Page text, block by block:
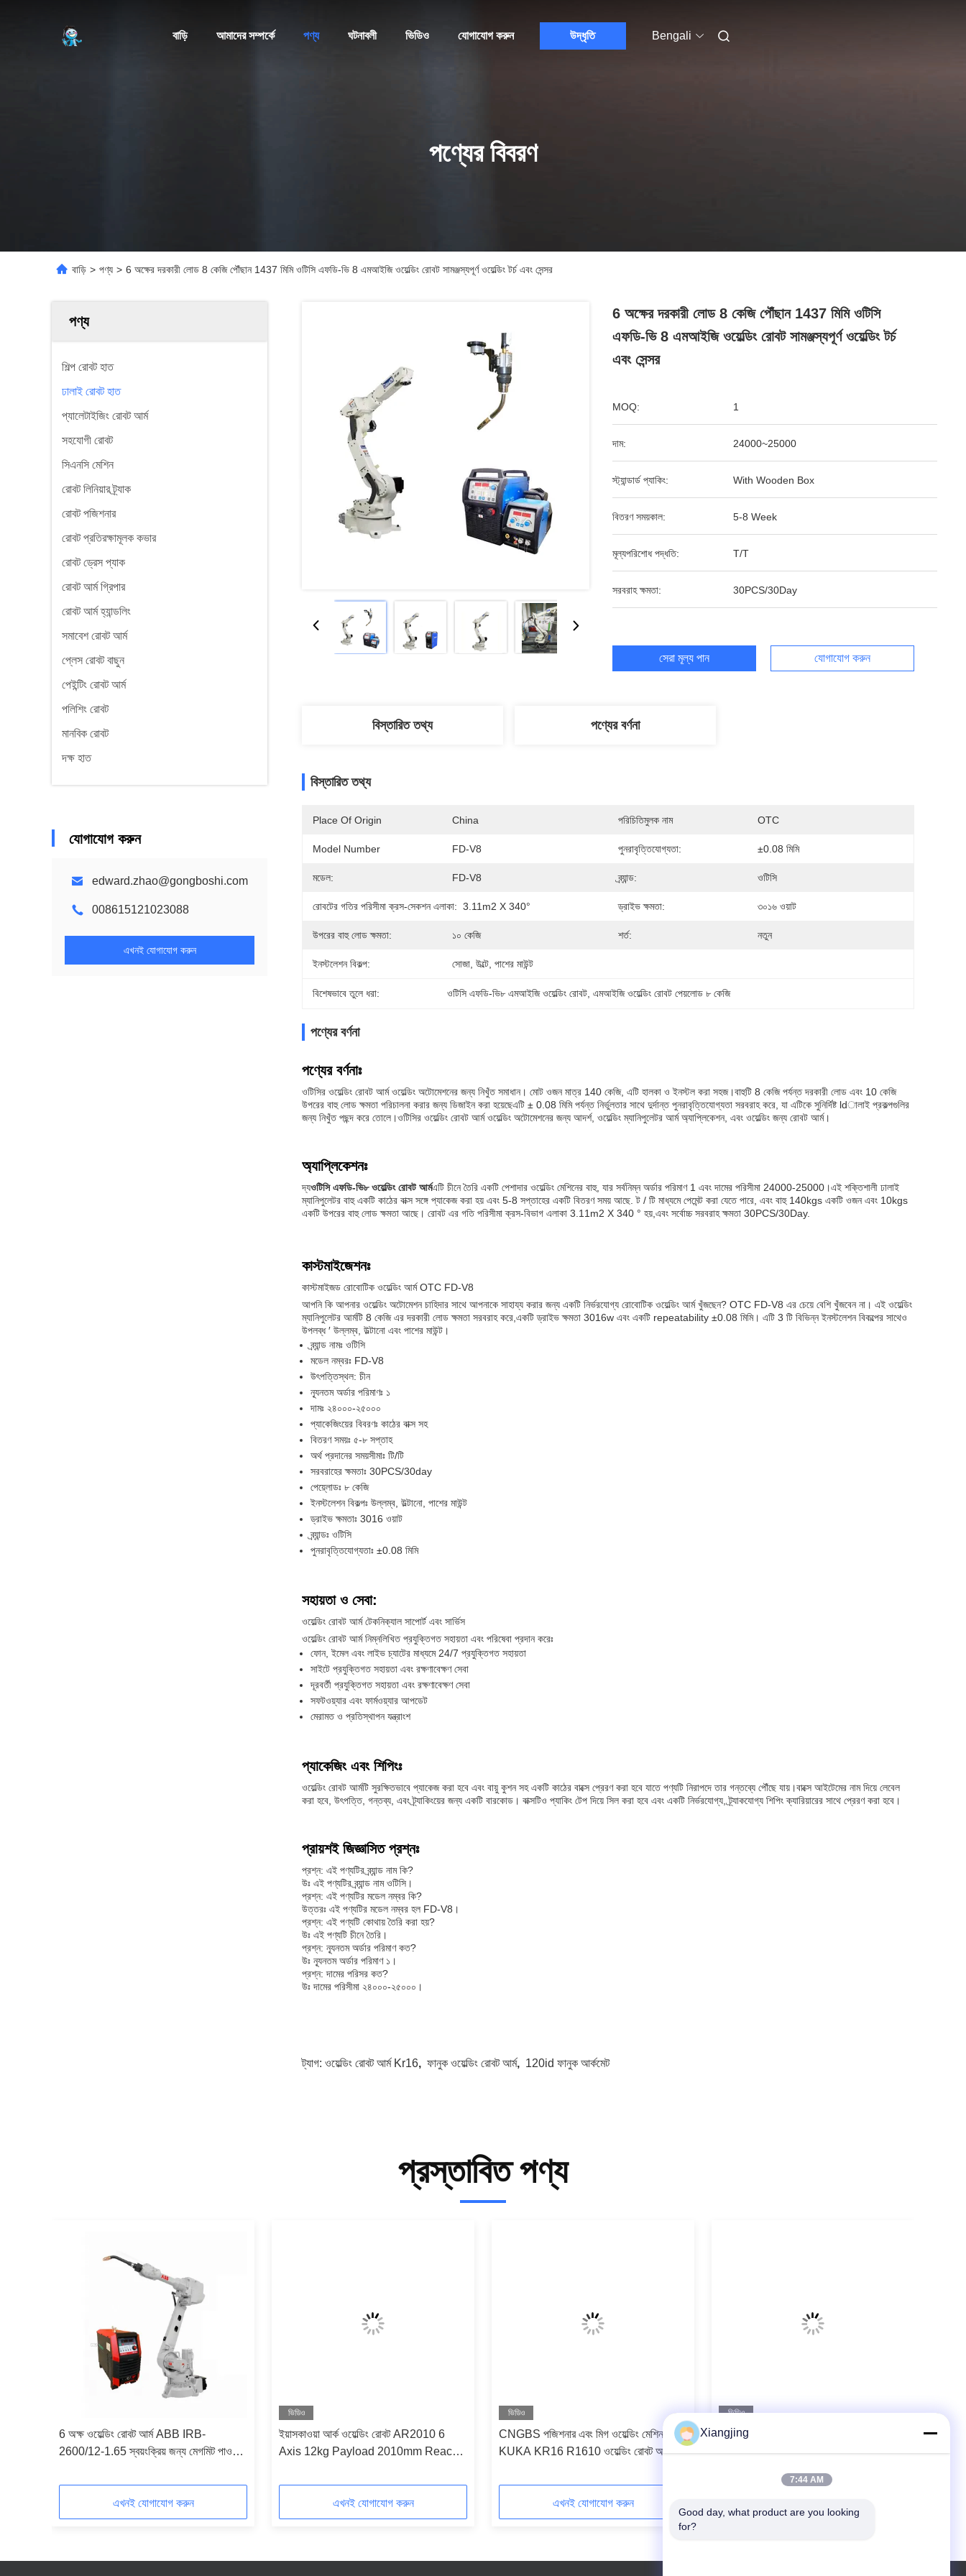
বাড়ি আমাদের সম্পর্কে পণ্য ঘটনাবলী ভিডিও যোগাযোগ করুন উদ্ধৃতি Bengali
পণ্যের বিবরণ
বাড়ি > পণ্য > 6 অক্ষের দরকারী লোড 8 কেজি পৌঁছান 1437 মিমি ওটিসি এফডি-ভি 8 এমআইজি ওয়েল্ডিং রোবট সামঞ্জস্যপূর্ণ ওয়েল্ডিং টর্চ এবং সেন্সর
পণ্য
শিল্প রোবট হাত
ঢালাই রোবট হাত
প্যালেটাইজিং রোবট আর্ম
সহযোগী রোবট
সিএনসি মেশিন
রোবট লিনিয়ার ট্র্যাক
রোবট পজিশনার
রোবট প্রতিরক্ষামূলক কভার
রোবট ড্রেস প্যাক
রোবট আর্ম গ্রিপার
রোবট আর্ম হ্যান্ডলিং
সমাবেশ রোবট আর্ম
প্লেস রোবট বাছুন
পেইন্টিং রোবট আর্ম
পলিশিং রোবট
মানবিক রোবট
দক্ষ হাত
যোগাযোগ করুন
edward.zhao@gongboshi.com
008615121023088
এখনই যোগাযোগ করুন
6 অক্ষের দরকারী লোড 8 কেজি পৌঁছান 1437 মিমি ওটিসি
এফডি-ভি 8 এমআইজি ওয়েল্ডিং রোবট সামঞ্জস্যপূর্ণ ওয়েল্ডিং টর্চ
এবং সেন্সর
MOQ: 1
দাম: 24000~25000
স্ট্যান্ডার্ড প্যাকিং: With Wooden Box
বিতরণ সময়কাল: 5-8 Week
মূল্যপরিশোধ পদ্ধতি: T/T
সরবরাহ ক্ষমতা: 30PCS/30Day
সেরা মূল্য পান যোগাযোগ করুন
বিস্তারিত তথ্য পণ্যের বর্ণনা
বিস্তারিত তথ্য
Place Of Origin China পরিচিতিমুলক নাম OTC
Model Number FD-V8 পুনরাবৃত্তিযোগ্যতা: ±0.08 মিমি
মডেল: FD-V8 ব্র্যান্ড: ওটিসি
রোবটের গতির পরিসীমা ক্রস-সেকশন এলাকা: 3.11m2 X 340° ড্রাইভ ক্ষমতা: ৩০১৬ ওয়াট
উপরের বাহু লোড ক্ষমতা: ১০ কেজি শর্ত: নতুন
ইনস্টলেশন বিকল্প: সোজা, উল্টে, পাশের মাউন্ট
বিশেষভাবে তুলে ধরা: ওটিসি এফডি-ভি৮ এমআইজি ওয়েল্ডিং রোবট , এমআইজি ওয়েল্ডিং রোবট পেয়লোড ৮ কেজি
পণ্যের বর্ণনা
পণ্যের বর্ণনাঃ
ওটিসির ওয়েল্ডিং রোবট আর্ম ওয়েল্ডিং অটোমেশনের জন্য নিখুঁত সমাধান। মোট ওজন মাত্র 140 কেজি, এটি হালকা ও ইনস্টল করা সহজ।বাহুটি 8 কেজি পর্যন্ত দরকারী লোড এবং 10 কেজি
উপরের বাহু লোড ক্ষমতা পরিচালনা করার জন্য ডিজাইন করা হয়েছেএটি ± 0.08 মিমি পর্যন্ত নির্ভুলতার সাথে দুর্দান্ত পুনরাবৃত্তিযোগ্যতা সরবরাহ করে, যা এটিকে সুনির্দিষ্ট ldালাই প্রকল্পগুলির
জন্য নিখুঁত পছন্দ করে তোলে।ওটিসির ওয়েল্ডিং রোবট আর্ম ওয়েল্ডিং অটোমেশনের জন্য আদর্শ, ওয়েল্ডিং ম্যানিপুলেটর আর্ম অ্যাপ্লিকেশন, এবং ওয়েল্ডিং জন্য রোবট আর্ম।
অ্যাপ্লিকেশনঃ
দ্যওটিসি এফডি-ভি৮ ওয়েল্ডিং রোবট আর্মএটি চীনে তৈরি একটি পেশাদার ওয়েল্ডিং মেশিনের বাহু, যার সর্বনিম্ন অর্ডার পরিমাণ 1 এবং দামের পরিসীমা 24000-25000।এই শক্তিশালী ঢালাই
ম্যানিপুলেটর বাহু একটি কাঠের বাক্স সঙ্গে প্যাকেজ করা হয় এবং 5-8 সপ্তাহের একটি বিতরণ সময় আছে. ট / টি মাধ্যমে পেমেন্ট করা যেতে পারে, এবং বাহু 140kgs একটি ওজন এবং 10kgs
একটি উপরের বাহু লোড ক্ষমতা আছে। রোবট এর গতি পরিসীমা ক্রস-বিভাগ এলাকা 3.11m2 X 340 ° হয়,এবং সর্বোচ্চ সরবরাহ ক্ষমতা 30PCS/30Day.
কাস্টমাইজেশনঃ
কাস্টমাইজড রোবোটিক ওয়েল্ডিং আর্ম OTC FD-V8
আপনি কি আপনার ওয়েল্ডিং অটোমেশন চাহিদার সাথে আপনাকে সাহায্য করার জন্য একটি নির্ভরযোগ্য রোবোটিক ওয়েল্ডিং আর্ম খুঁজছেন? OTC FD-V8 এর চেয়ে বেশি খুঁজবেন না। এই ওয়েল্ডিং
ম্যানিপুলেটর আর্মটি 8 কেজি এর দরকারী লোড ক্ষমতা সরবরাহ করে,একটি ড্রাইভ ক্ষমতা 3016w এবং একটি repeatability ±0.08 মিমি। এটি 3 টি বিভিন্ন ইনস্টলেশন বিকল্পের সাথেও
উপলব্ধ ′ উল্লম্ব, উল্টানো এবং পাশের মাউন্ট।
ব্র্যান্ড নামঃ ওটিসি
মডেল নম্বরঃ FD-V8
উৎপত্তিস্থল: চীন
ন্যূনতম অর্ডার পরিমাণঃ ১
দামঃ ২৪০০০-২৫০০০
প্যাকেজিংয়ের বিবরণঃ কাঠের বাক্স সহ
বিতরণ সময়ঃ ৫-৮ সপ্তাহ
অর্থ প্রদানের সময়সীমাঃ টি/টি
সরবরাহের ক্ষমতাঃ 30PCS/30day
পেয়্লোডঃ ৮ কেজি
ইনস্টলেশন বিকল্পঃ উল্লম্ব, উল্টানো, পাশের মাউন্ট
ড্রাইভ ক্ষমতাঃ 3016 ওয়াট
ব্র্যান্ডঃ ওটিসি
পুনরাবৃত্তিযোগ্যতাঃ ±0.08 মিমি
সহায়তা ও সেবা:
ওয়েল্ডিং রোবট আর্ম টেকনিক্যাল সাপোর্ট এবং সার্ভিস
ওয়েল্ডিং রোবট আর্ম নিম্নলিখিত প্রযুক্তিগত সহায়তা এবং পরিষেবা প্রদান করেঃ
ফোন, ইমেল এবং লাইভ চ্যাটের মাধ্যমে 24/7 প্রযুক্তিগত সহায়তা
সাইটে প্রযুক্তিগত সহায়তা এবং রক্ষণাবেক্ষণ সেবা
দূরবর্তী প্রযুক্তিগত সহায়তা এবং রক্ষণাবেক্ষণ সেবা
সফটওয়্যার এবং ফার্মওয়্যার আপডেট
মেরামত ও প্রতিস্থাপন যন্ত্রাংশ
প্যাকেজিং এবং শিপিংঃ
ওয়েল্ডিং রোবট আর্মটি সুরক্ষিতভাবে প্যাকেজ করা হবে এবং বায়ু কুশন সহ একটি কাঠের বাক্সে প্রেরণ করা হবে যাতে পণ্যটি নিরাপদে তার গন্তব্যে পৌঁছে যায়।বাক্সে আইটেমের নাম দিয়ে লেবেল
করা হবে, উৎপত্তি, গন্তব্য, এবং ট্র্যাকিংয়ের জন্য একটি বারকোড। বাক্সটিও প্যাকিং টেপ দিয়ে সিল করা হবে এবং একটি নির্ভরযোগ্য, ট্র্যাকযোগ্য শিপিং ক্যারিয়ারের সাথে প্রেরণ করা হবে।
প্রায়শই জিজ্ঞাসিত প্রশ্নঃ
প্রশ্ন: এই পণ্যটির ব্র্যান্ড নাম কি?
উঃ এই পণ্যটির ব্র্যান্ড নাম ওটিসি।
প্রশ্ন: এই পণ্যটির মডেল নম্বর কি?
উত্তরঃ এই পণ্যটির মডেল নম্বর হল FD-V8।
প্রশ্ন: এই পণ্যটি কোথায় তৈরি করা হয়?
উঃ এই পণ্যটি চীনে তৈরি।
প্রশ্ন: ন্যূনতম অর্ডার পরিমাণ কত?
উঃ ন্যূনতম অর্ডার পরিমাণ ১।
প্রশ্ন: দামের পরিসর কত?
উঃ দামের পরিসীমা ২৪০০০-২৫০০০।
ট্যাগ: ওয়েল্ডিং রোবট আর্ম Kr16, ফানুক ওয়েল্ডিং রোবট আর্ম, 120id ফানুক আর্কমেট
প্রস্তাবিত পণ্য
6 অক্ষ ওয়েল্ডিং রোবট আর্ম ABB IRB-
2600/12-1.65 স্বয়ংক্রিয় জন্য মেগমিট পাওয়ার
এখনই যোগাযোগ করুন
ভিডিও
ইয়াসকাওয়া আর্ক ওয়েল্ডিং রোবট AR2010 6
Axis 12kg Payload 2010mm Reach
এখনই যোগাযোগ করুন
ভিডিও
CNGBS পজিশনার এবং মিগ ওয়েল্ডিং মেশিন সহ
KUKA KR16 R1610 ওয়েল্ডিং রোবট আর্ম
এখনই যোগাযোগ করুন
ভিডিও
ওটিসি ওয়েল্ডার এবং সিএনজিবিএস ওয়েল্ডিং
পজিশনারের সাথে ফানুক এআরসি মেট 120iD
Xiangjing
7:44 AM
Good day, what product are you looking
for?